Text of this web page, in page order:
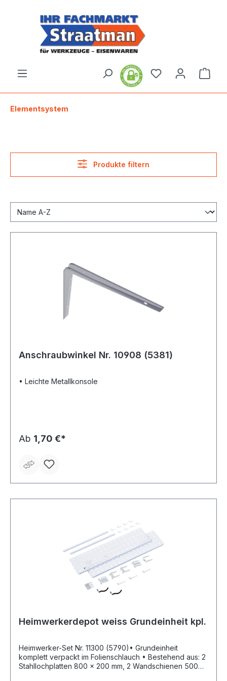
Elementsystem
Produkte filtern
Anschraubwinkel Nr. 10908 (5381)
• Leichte Metallkonsole
Ab 1,70 €*
Heimwerkerdepot weiss Grundeinheit kpl.
Heimwerker-Set Nr. 11300 (5790)• Grundeinheit
komplett verpackt im Folienschlauch • Bestehend aus: 2
Stahllochplatten 800 x 200 mm, 2 Wandschienen 500